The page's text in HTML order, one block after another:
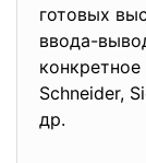
готовых
ввода-
Schneider,
др.